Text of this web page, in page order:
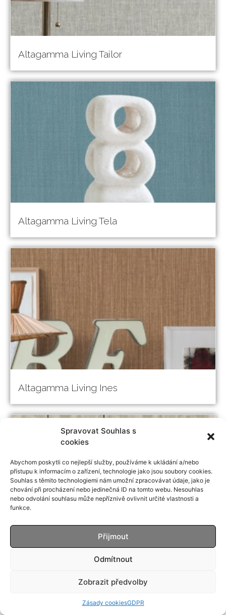
Spravovat Souhlas s
cookies
Abychom poskytli co nejlepší služby, používáme k ukládání a/nebo
přístupu k informacím o zařízení, technologie jako jsou soubory cookies.
Souhlas s těmito technologiemi nám umožní zpracovávat údaje, jako je
chování při procházení nebo jedinečná ID na tomto webu. Nesouhlas
nebo odvolání souhlasu může nepříznivě ovlivnit určité vlastnosti a
funkce.
Přijmout
Odmítnout
Zobrazit předvolby
Zásady cookiesGDPR
Altagamma Living Tailor
Altagamma Living Tela
Altagamma Living Ines
Altagamma Living Felce Simposium